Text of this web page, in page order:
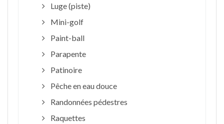
Luge (piste)
Mini-golf
Paint-ball
Parapente
Patinoire
Pêche en eau douce
Randonnées pédestres
Raquettes